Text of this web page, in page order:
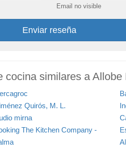
Email no visible
Enviar reseña
cocina similares a Allobe
Quirós, M. L.
mirna
The Kitchen Company -